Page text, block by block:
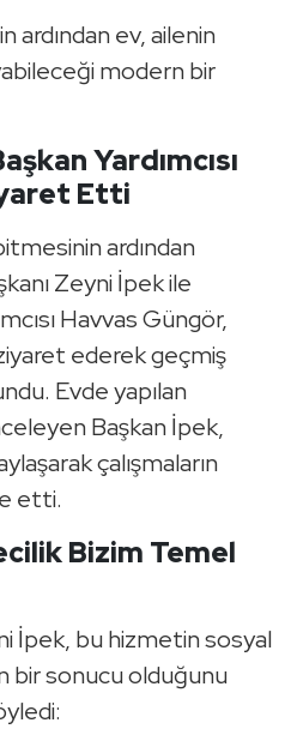
ardından ev, ailenin
modern bir
Yardımcısı
Etti
ardından
Zeyni İpek ile
Havvas Güngör,
ederek geçmiş
Evde yapılan
Başkan İpek,
çalışmaların
etti.
Bizim Temel
İpek, bu hizmetin sosyal
bir sonucu olduğunu